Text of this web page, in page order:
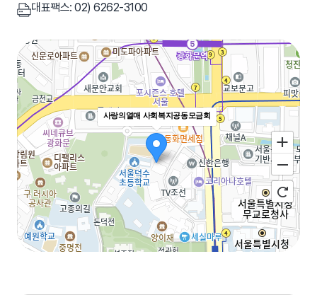
대표팩스: 02) 6262-3100
사랑의열매 사회복지공동모금회